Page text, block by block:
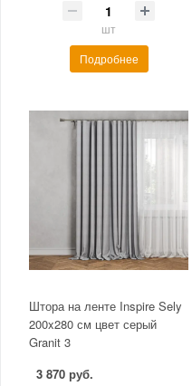
шт
Подробнее
Штора на ленте Inspire Sely
200x280 см цвет серый
Granit 3
3 870 руб.